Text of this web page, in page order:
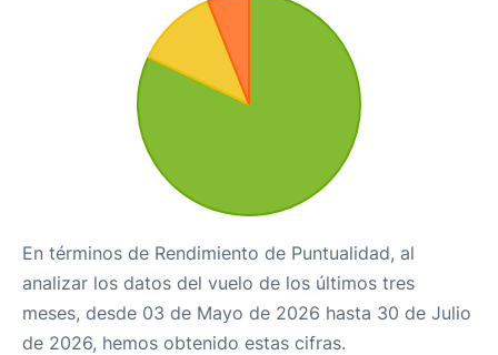
En términos de Rendimiento de Puntualidad, al
analizar los datos del vuelo de los últimos tres
meses, desde 03 de Mayo de 2026 hasta 30 de Julio
de 2026, hemos obtenido estas cifras.